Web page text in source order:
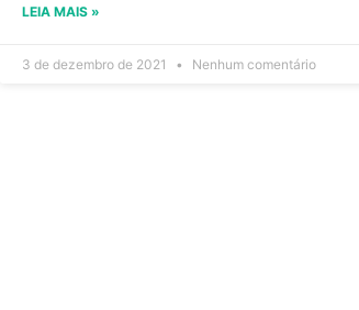
LEIA MAIS »
3 de dezembro de 2021 Nenhum comentário